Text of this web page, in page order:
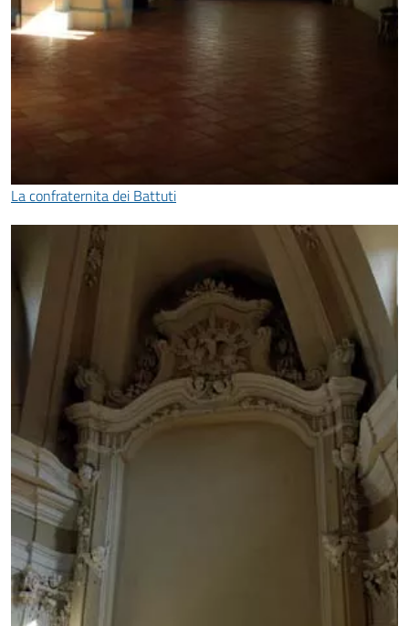
La confraternita dei Battuti